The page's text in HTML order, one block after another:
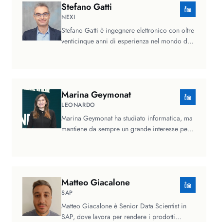
StefanoGatti
NEXI
Stefano Gatti è ingegnere elettronico con oltre
venticinque anni di esperienza nel mondo dei
MarinaGeymonat
LEONARDO
Marina Geymonat ha studiato informatica, ma
mantiene da sempre un grande interesse per
MatteoGiacalone
SAP
Matteo Giacalone è Senior Data Scientist in
SAP, dove lavora per rendere i prodotti